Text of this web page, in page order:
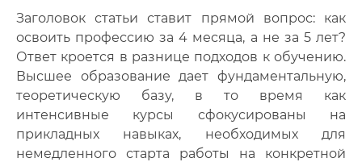
Заголовок статьи ставит прямой вопрос: как
освоить профессию за 4 месяца, а не за 5 лет?
Ответ кроется в разнице подходов к обучению.
Высшее образование дает фундаментальную,
теоретическую базу, в то время как
интенсивные курсы сфокусированы на
прикладных навыках, необходимых для
немедленного старта работы на конкретной